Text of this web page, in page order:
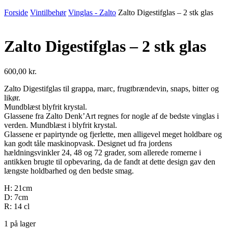
Forside Vintilbehør Vinglas - Zalto Zalto Digestifglas – 2 stk glas
Zalto Digestifglas – 2 stk glas
600,00 kr.
Zalto Digestifglas til grappa, marc, frugtbrændevin, snaps, bitter og
likør.
Mundblæst blyfrit krystal.
Glassene fra Zalto Denk’Art regnes for nogle af de bedste vinglas i
verden. Mundblæst i blyfrit krystal.
Glassene er papirtynde og fjerlette, men alligevel meget holdbare og
kan godt tåle maskinopvask. Designet ud fra jordens
hældningsvinkler 24, 48 og 72 grader, som allerede romerne i
antikken brugte til opbevaring, da de fandt at dette design gav den
længste holdbarhed og den bedste smag.
H: 21cm
D: 7cm
R: 14 cl
1 på lager